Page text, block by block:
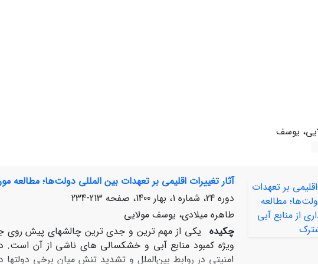
یوسف
آثار تغییرات اقلیمی بر تعهدات بین ‏المللی دولت‌ها؛ مطالعه
دوره 24، شماره 1، بهار 1400، صفحه
213-234
طاهره میلادی، یوسف مولایی
چکیده یکی از مهم ‏ترین و جدی ‏ترین چالش‏های پیش ‏روی
‏ویژه کمبود منابع آبی و خشکسالی‏ های ناشی از آن است.
امنیتی در روابط بین‌الملل و تشدید تنش میان برخی